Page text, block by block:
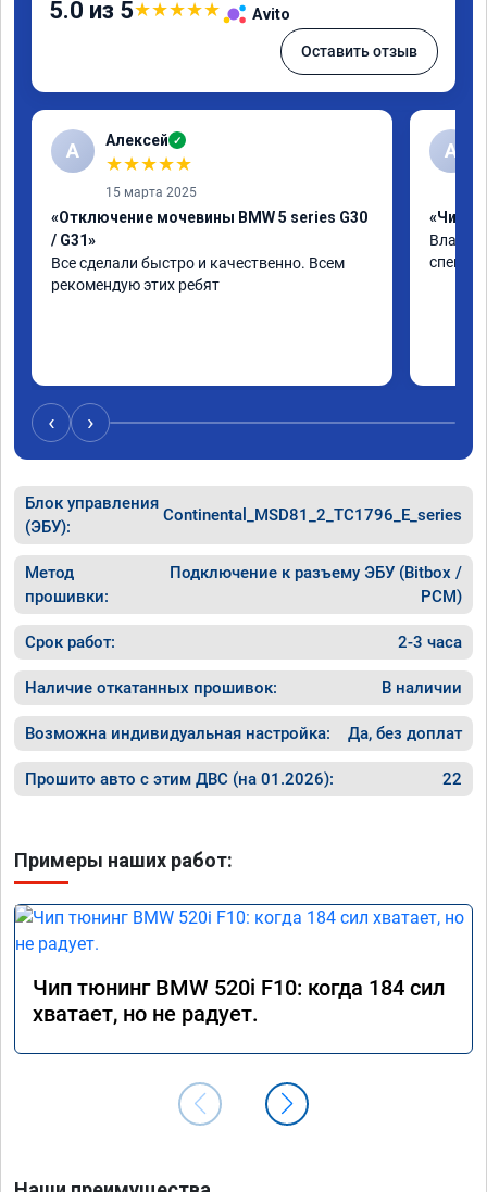
5.0 из 5★★★★★ Avito
Оставить отзыв
А Алексей ✓
★★★★★
15 марта 2025
«Отключение мочевины BMW 5 series G30
/ G31»
Все сделали быстро и качественно. Всем
рекомендую этих ребят
А
«Чип
‹ ›
Блок управления
(ЭБУ):
Continental_MSD81_2_TC1796_E_series
Метод
прошивки:
Подключение к разъему ЭБУ (Bitbox /
PCM)
Срок работ: 2-3 часа
Наличие откатанных прошивок: В наличии
Возможна индивидуальная настройка: Да, без доплат
Прошито авто с этим ДВС (на 01.2026): 22
Примеры наших работ:
Чип тюнинг BMW 520i F10: когда 184 сил
хватает, но не радует.